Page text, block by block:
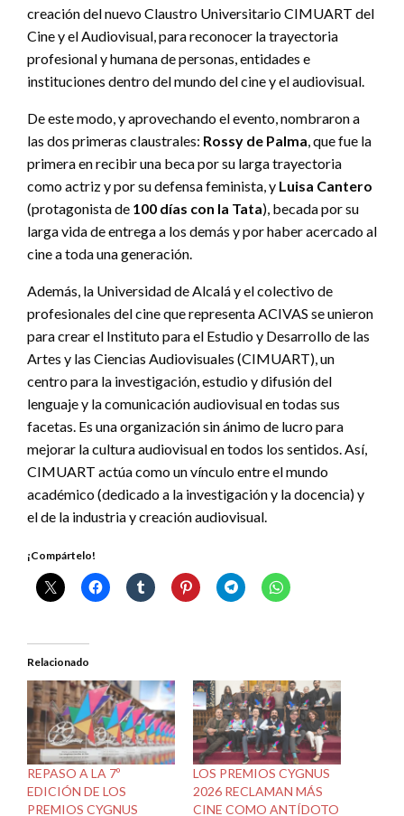
creación del nuevo Claustro Universitario CIMUART del
Cine y el Audiovisual, para reconocer la trayectoria
profesional y humana de personas, entidades e
instituciones dentro del mundo del cine y el audiovisual.
De este modo, y aprovechando el evento, nombraron a
las dos primeras claustrales: Rossy de Palma , que fue la
primera en recibir una beca por su larga trayectoria
como actriz y por su defensa feminista, y Luisa Cantero
(protagonista de 100 días con la Tata), becada por su
larga vida de entrega a los demás y por haber acercado al
cine a toda una generación.
Además, la Universidad de Alcalá y el colectivo de
profesionales del cine que representa ACIVAS se unieron
para crear el Instituto para el Estudio y Desarrollo de las
Artes y las Ciencias Audiovisuales (CIMUART), un
centro para la investigación, estudio y difusión del
lenguaje y la comunicación audiovisual en todas sus
facetas. Es una organización sin ánimo de lucro para
mejorar la cultura audiovisual en todos los sentidos. Así,
CIMUART actúa como un vínculo entre el mundo
académico (dedicado a la investigación y la docencia) y
el de la industria y creación audiovisual.
¡Compártelo!
Relacionado
REPASO A LA 7º
EDICIÓN DE LOS
PREMIOS CYGNUS
LOS PREMIOS CYGNUS
2026 RECLAMAN MÁS
CINE COMO ANTÍDOTO